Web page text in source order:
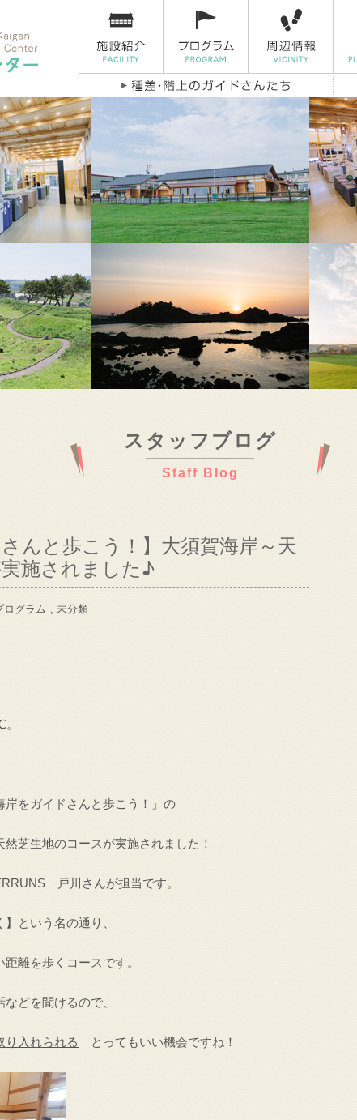
スタッフブログ
Staff Blog
んと歩こう！】大須賀海岸～天
施されました♪
ログラム , 未分類
をガイドさんと歩こう！」の
然芝生地のコースが実施されました！
戸川さんが担当です。
という名の通り、
離を歩くコースです。
どを聞けるので、
入れられる とってもいい機会ですね！